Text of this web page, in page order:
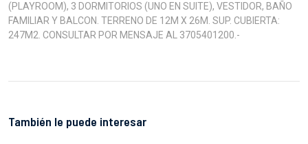
(PLAYROOM), 3 DORMITORIOS (UNO EN SUITE), VESTIDOR, BAÑO
FAMILIAR Y BALCON. TERRENO DE 12M X 26M. SUP. CUBIERTA:
247M2. CONSULTAR POR MENSAJE AL 3705401200.-
También le puede interesar